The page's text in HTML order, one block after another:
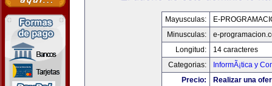
Mayusculas:
E-
Minusculas:
e-
Longitud:
14 caracteres
Categorias:
InformÃ¡tica y
Precio:
Realizar una